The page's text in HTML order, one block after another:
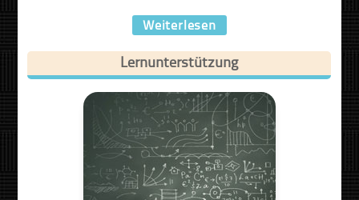
Weiterlesen
Lernunterstützung